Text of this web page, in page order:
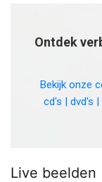
Ontdek
Bekijk onze
cd's | dvd's
Live beelden